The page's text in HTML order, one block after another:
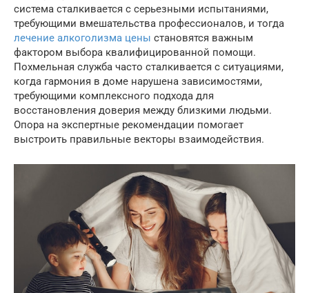
система сталкивается с серьезными испытаниями,
требующими вмешательства профессионалов, и тогда
лечение алкоголизма цены становятся важным
фактором выбора квалифицированной помощи.
Похмельная служба часто сталкивается с ситуациями,
когда гармония в доме нарушена зависимостями,
требующими комплексного подхода для
восстановления доверия между близкими людьми.
Опора на экспертные рекомендации помогает
выстроить правильные векторы взаимодействия.